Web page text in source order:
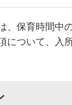
、保育時間中
について、入